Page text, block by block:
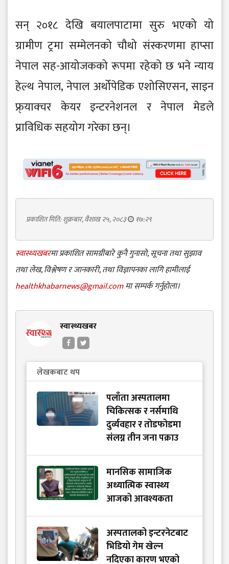
सन् २०१८ देखि बयालपाटामा सुरु भएको यो
ग्रामीण ट्रमा सम्मेलनको चौथो संस्करणमा हाप्सा
नेपाल सह-आयोजकको रूपमा रहेको छ भने न्याय
हेल्थ नेपाल, नेपाल अर्थोपेडिक एशोसिएसन, साइन
फ्र्याक्चर केयर इन्टरनेशनल र नेपाल मेडले
प्राविधिक सहयोग गरेका छन्।
प्रकाशित मिति: शुक्रबार, वैशाख २५, २०८३ १७:२९
स्वास्थ्यखबरमा प्रकाशित सामग्रीबारे कुनै गुनासो, सूचना तथा सुझाव
तथा लेख, विश्लेषण र जानकारी, तथा विज्ञापनका लागि हामीलाई
healthkhabarnews@gmail.comमा सम्पर्क गर्नुहोला।
स्वास्थ्यखबर
लेखकबाट थप
पलाँता अस्पतालमा
चिकित्सक र नर्समाथि
दुर्व्यवहार र तोडफोडमा
संलग्न तीन जना पक्राउ
मानसिक सामाजिक
अध्यात्मिक स्वास्थ्य
आजको आवश्यकता
अस्पतालको इन्टरनेटबाट
भिडियो गेम खेल्न
नदिएका कारण भएको